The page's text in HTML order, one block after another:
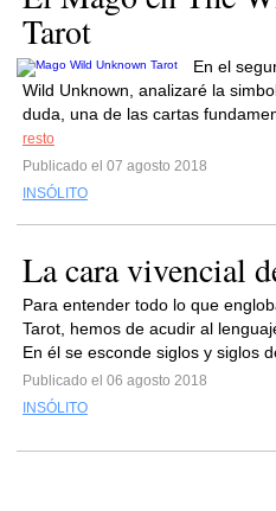
Tarot
En el
Wild Unknown, analizaré la
duda, una de las cartas
resto
Publicado el 07 agosto 2018
INSÓLITO
La cara vivencial
Para entender todo lo que
Tarot, hemos de acudir al
En él se esconde siglos y siglos
Publicado el 06 agosto 2018
INSÓLITO